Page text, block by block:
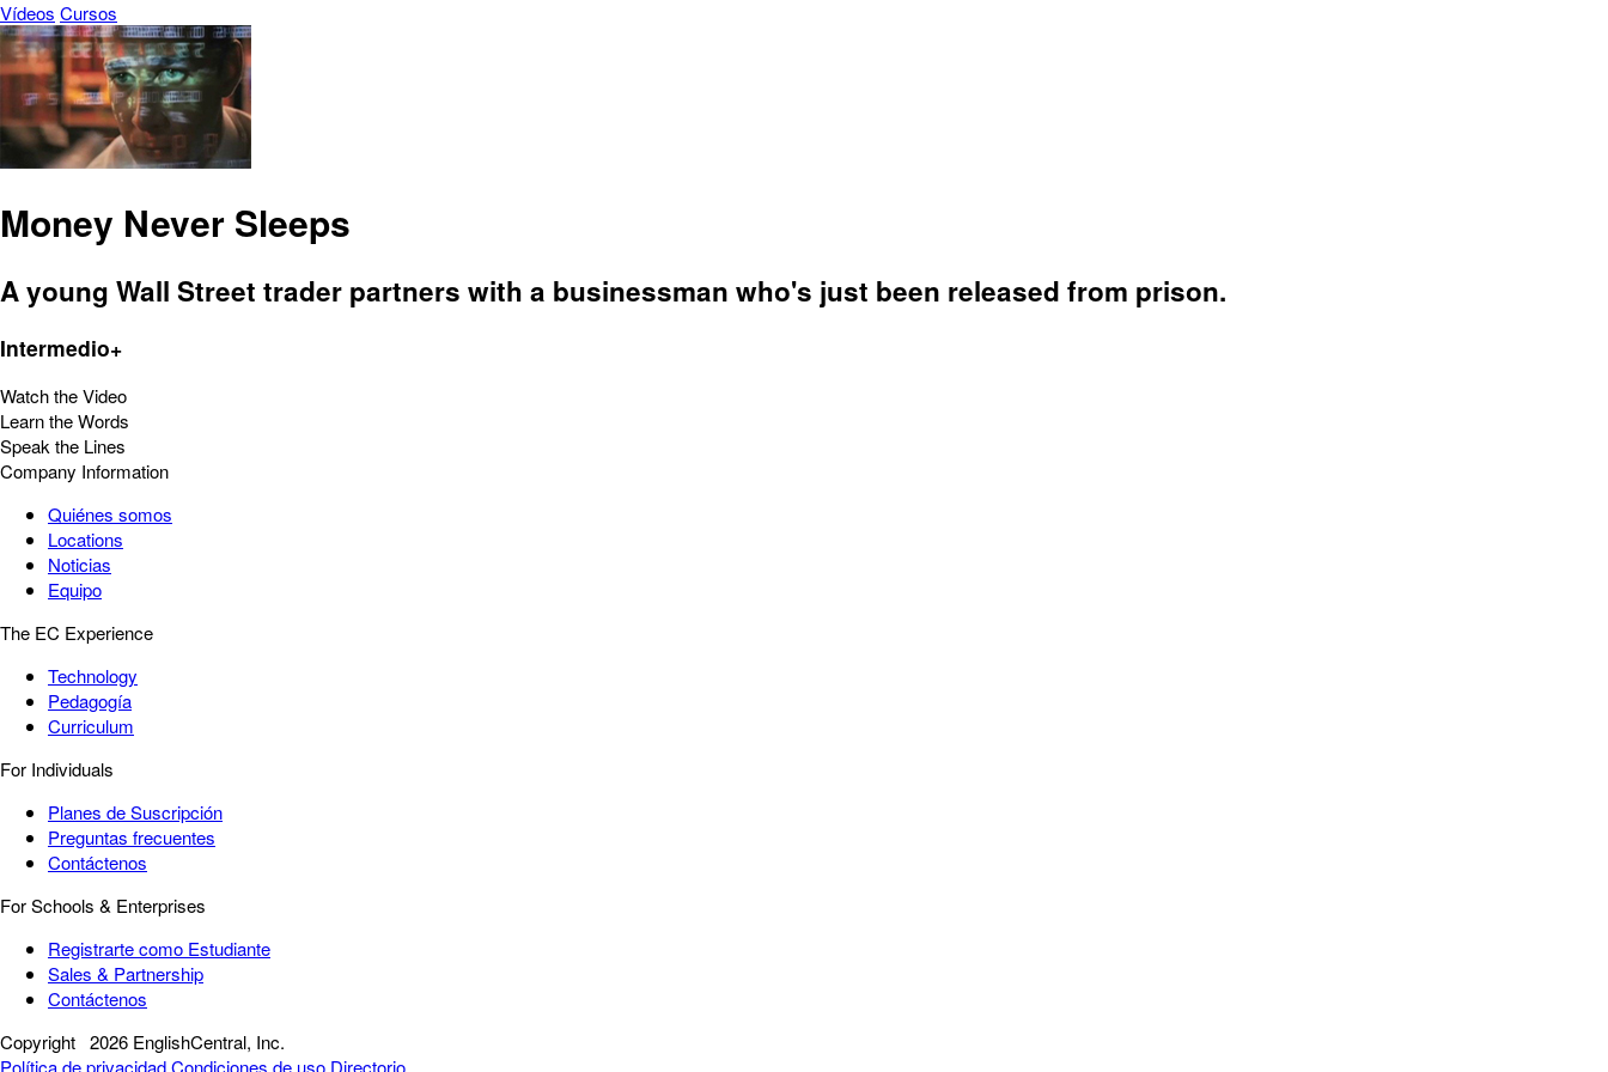
Vídeos Cursos
Money Never Sleeps
A young Wall Street trader partners with a businessman who's just been released from prison.
Intermedio+
Watch the Video
Learn the Words
Speak the Lines
Company Information
Quiénes somos
Locations
Noticias
Equipo
The EC Experience
Technology
Pedagogía
Curriculum
For Individuals
Planes de Suscripción
Preguntas frecuentes
Contáctenos
For Schools & Enterprises
Registrarte como Estudiante
Sales & Partnership
Contáctenos
Copyright 2026 EnglishCentral, Inc.